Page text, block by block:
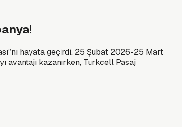
hayata geçirdi. 25 Şubat 2026-25 Mart
avantajı kazanırken, Turkcell Pasaj